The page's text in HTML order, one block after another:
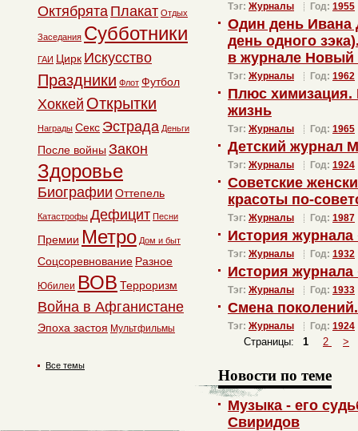
Тэг: Журналы Год: 1955
Один день Ивана
день одного
в журнале Новый
Тэг: Журналы Год: 1962
Плюс
жизнь
Тэг: Журналы Год: 1965
Детский журнал
Тэг: Журналы Год: 1924
Советские
красоты по-
Тэг: Журналы Год: 1987
История
Тэг: Журналы Год: 1932
История
Тэг: Журналы Год: 1933
Смена
Тэг: Журналы Год: 1924
Страницы: 1 2 >
Новости по теме
Музыка - его
Свиридов
Октябрята Плакат Отдых
Заседания Субботники
ГАИ Цирк Искусство
Праздники Флот Футбол
Хоккей Открытки
Награды Секс Эстрада Деньги
После войны Закон
Здоровье
Биографии Оттепель
Катастрофы Дефицит Песни
Премии Метро Дом и быт
Соцсоревнование Разное
Юбилеи ВОВ Терроризм
Война в Афганистане
Эпоха застоя Мультфильмы
Все темы